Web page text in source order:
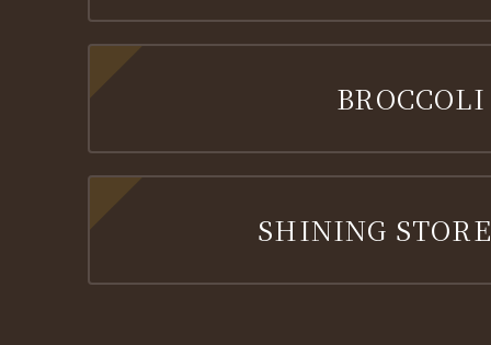
BROCCOLI
SHINING